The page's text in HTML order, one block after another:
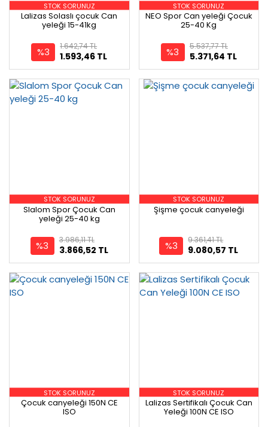
STOK SORUNUZ
Lalizas Solaslı çocuk Can
yeleği 15-41kg
%3 1.593,46 TL
1.642,74 TL
STOK SORUNUZ
NEO Spor Can yeleği Çocuk
25-40 Kg
%3 5.371,64 TL
5.537,77 TL
STOK SORUNUZ
Slalom Spor Çocuk Can
yeleği 25-40 kg
%3 3.866,52 TL
3.986,11 TL
STOK SORUNUZ
Şişme çocuk canyeleği
%3 9.080,57 TL
9.361,41 TL
STOK SORUNUZ
Çocuk canyeleği 150N CE
ISO
STOK SORUNUZ
Lalizas Sertifikalı Çocuk Can
Yeleği 100N CE ISO